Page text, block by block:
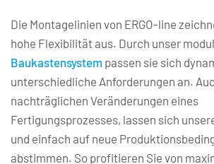
Die Montagelinien von ERGO-line
Baukastensystem passen sie sich
unterschiedliche Anforderungen an.
nachträglichen Veränderungen eines
Fertigungsprozesses, lassen sich
und einfach auf neue
abstimmen. So profitieren Sie von